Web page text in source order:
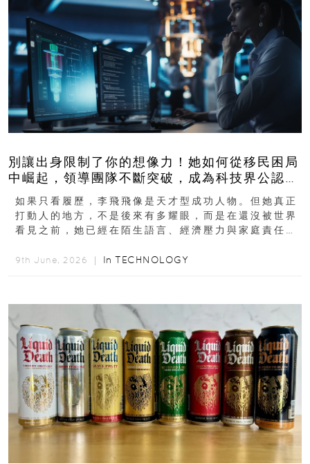
別讓出身限制了你的想像力！她如何從移民困局
中崛起，領導團隊不斷突破，成為科技界公認的
「教母」？
如果只看履歷，李飛飛像是天才型成功人物。但她真正
打動人的地方，不是後來有多耀眼，而是在還沒被世界
看見之前，她已經在陌生語言、經濟壓力與家庭責任之
西...
9th June, 2026 ｜ In TECHNOLOGY